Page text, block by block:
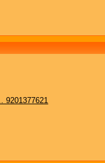
9201377621